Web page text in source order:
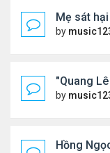
Mẹ sát
by
"Quang
by
Hồng